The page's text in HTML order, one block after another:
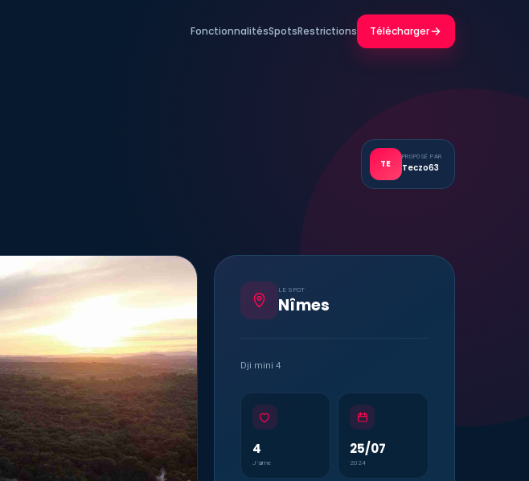
FonctionnalitésSpotsRestrictions Télécharger
TE
PROPOSÉ PAR
Teczo63
LE SPOT
Nîmes
Dji mini 4
4
J’aime
25/07
2024